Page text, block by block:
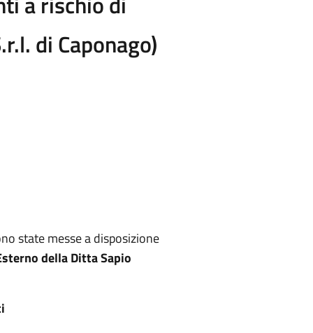
di Caponago)
state messe a disposizione
della Ditta Sapio